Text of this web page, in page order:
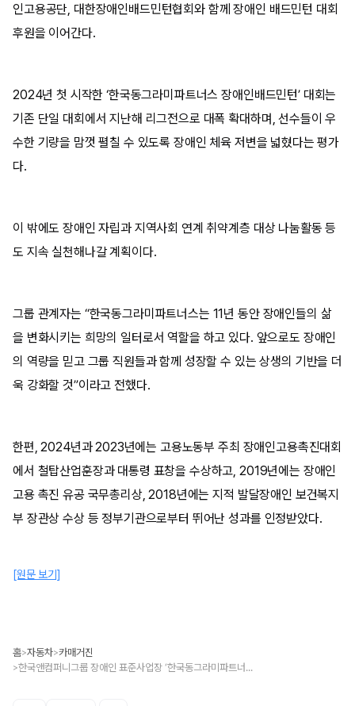
인고용공단, 대한장애인배드민턴협회와 함께 장애인 배드민턴 대회
후원을 이어간다.
2024년 첫 시작한 ‘한국동그라미파트너스 장애인배드민턴’ 대회는
기존 단일 대회에서 지난해 리그전으로 대폭 확대하며, 선수들이 우
수한 기량을 맘껏 펼칠 수 있도록 장애인 체육 저변을 넓혔다는 평가
다.
이 밖에도 장애인 자립과 지역사회 연계 취약계층 대상 나눔활동 등
도 지속 실천해나갈 계획이다.
그룹 관계자는 “한국동그라미파트너스는 11년 동안 장애인들의 삶
을 변화시키는 희망의 일터로서 역할을 하고 있다. 앞으로도 장애인
의 역량을 믿고 그룹 직원들과 함께 성장할 수 있는 상생의 기반을 더
욱 강화할 것”이라고 전했다.
한편, 2024년과 2023년에는 고용노동부 주최 장애인고용촉진대회
에서 철탑산업훈장과 대통령 표창을 수상하고, 2019년에는 장애인
고용 촉진 유공 국무총리상, 2018년에는 지적 발달장애인 보건복지
부 장관상 수상 등 정부기관으로부터 뛰어난 성과를 인정받았다.
[원문 보기]
홈>자동차>카매거진
> 한국앤컴퍼니그룹 장애인 표준사업장 ‘한국동그라미파트너스’ 11주년 맞아